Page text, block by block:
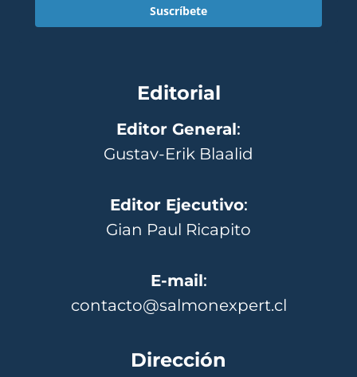
Suscríbete
Editorial
Editor General:
Gustav-Erik Blaalid
Editor Ejecutivo:
Gian Paul Ricapito
E-mail:
contacto@salmonexpert.cl
Dirección